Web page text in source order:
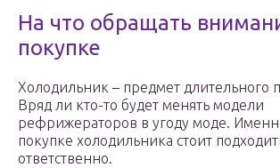
На что обращать
покупке
Холодильник – предмет длительного
Вряд ли кто-то будет менять модели
рефрижераторов в угоду моде.
покупке холодильника стоит
ответственно.